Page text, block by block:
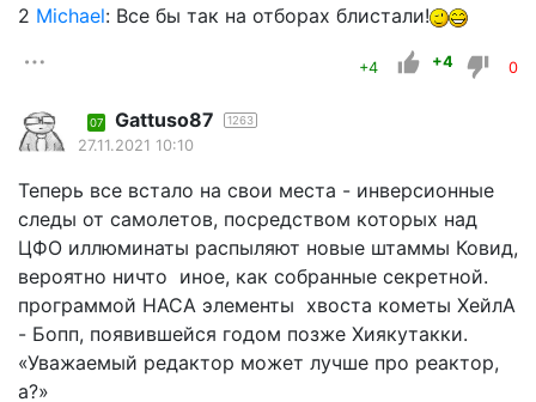
2 Michael: Все бы так на отборах блистали!
+4 +4 0
07 Gattuso87 1263
27.11.2021 10:10
Теперь все встало на свои места - инверсионные
следы от самолетов, посредством которых над
ЦФО иллюминаты распыляют новые штаммы Ковид,
вероятно ничто иное, как собранные секретной.
программой НАСА элементы хвоста кометы ХейлА
- Бопп, появившейся годом позже Хиякутакки.
«Уважаемый редактор может лучше про реактор,
а?»